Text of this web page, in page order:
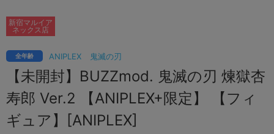
ANIPLEX 鬼滅の刃
全年齢
【未開封】BUZZmod. 鬼滅の刃 煉獄杏
寿郎 Ver.2 【ANIPLEX+限定】 【フィ
ギュア】[ANIPLEX]
新宿マルイア
ネックス店